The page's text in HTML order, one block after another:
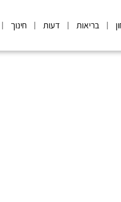
בריאות דעות חינוך